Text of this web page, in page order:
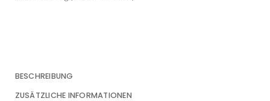
BESCHREIBUNG
ZUSÄTZLICHE INFORMATIONEN